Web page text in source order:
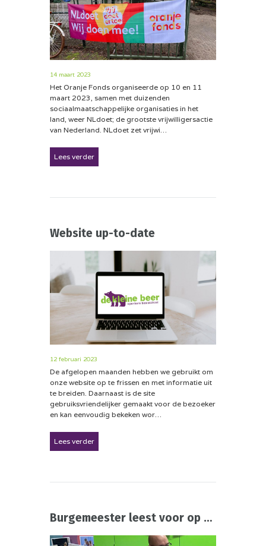
14 maart 2023
Het Oranje Fonds organiseerde op 10 en 11
maart 2023, samen met duizenden
sociaalmaatschappelijke organisaties in het
land, weer NLdoet; de grootste vrijwilligersactie
van Nederland. NLdoet zet vrijwi…
Lees verder
Website up-to-date
12 februari 2023
De afgelopen maanden hebben we gebruikt om
onze website op te frissen en met informatie uit
te breiden. Daarnaast is de site
gebruiksvriendelijker gemaakt voor de bezoeker
en kan eenvoudig bekeken wor…
Lees verder
Burgemeester leest voor op school